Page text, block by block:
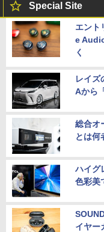
Special Site
エント
e
く
レイズ
Aから
総合オ
とは何
ハイグ
色彩美
イヤー